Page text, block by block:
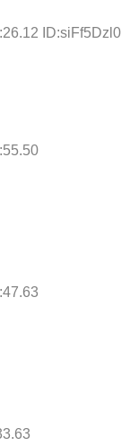
ID:siFf5Dzl0